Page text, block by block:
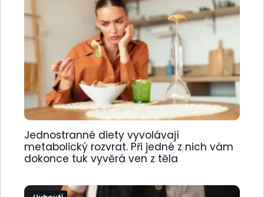
Jednostranné diety vyvolávají
metabolický rozvrat. Při jedné z nich vám
dokonce tuk vyvěrá ven z těla